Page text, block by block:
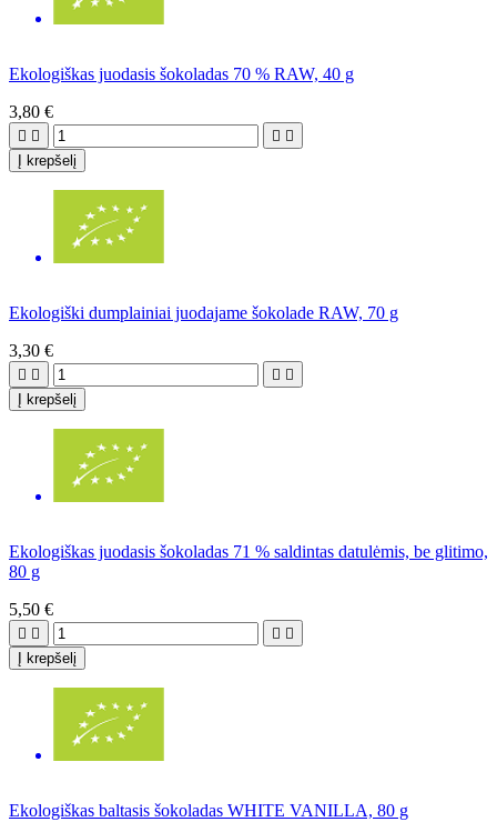
Ekologiškas juodasis šokoladas 70 % RAW, 40 g
3,80 €
   
Į krepšelį
Ekologiški dumplainiai juodajame šokolade RAW, 70 g
3,30 €
   
Į krepšelį
Ekologiškas juodasis šokoladas 71 % saldintas datulėmis, be glitimo,
80 g
5,50 €
   
Į krepšelį
Ekologiškas baltasis šokoladas WHITE VANILLA, 80 g